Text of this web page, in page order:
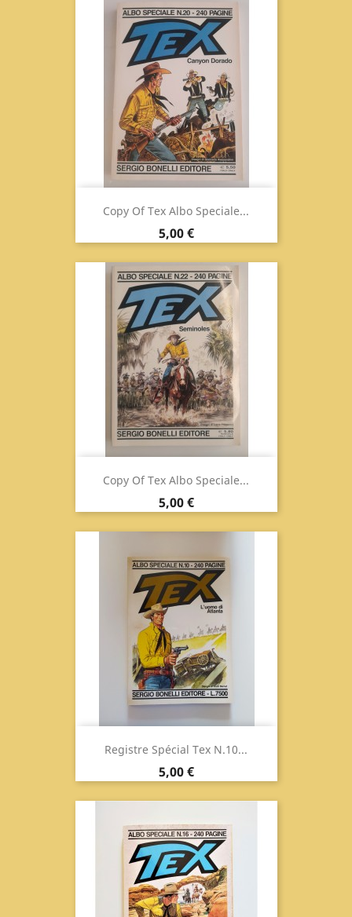
Copy Of Tex Albo Speciale...
Prix
5,00 €
Copy Of Tex Albo Speciale...
Prix
5,00 €
Registre Spécial Tex N.10...
Prix
5,00 €